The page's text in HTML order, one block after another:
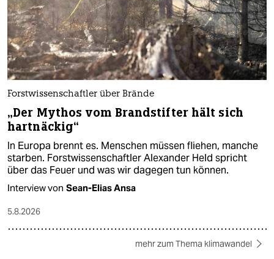
Forstwissenschaftler über Brände
„Der Mythos vom Brandstifter hält sich
hartnäckig“
In Europa brennt es. Menschen müssen fliehen, manche
starben. Forstwissenschaftler Alexander Held spricht
über das Feuer und was wir dagegen tun können.
Interview von Sean-Elias Ansa
5.8.2026
mehr zum Thema klimawandel